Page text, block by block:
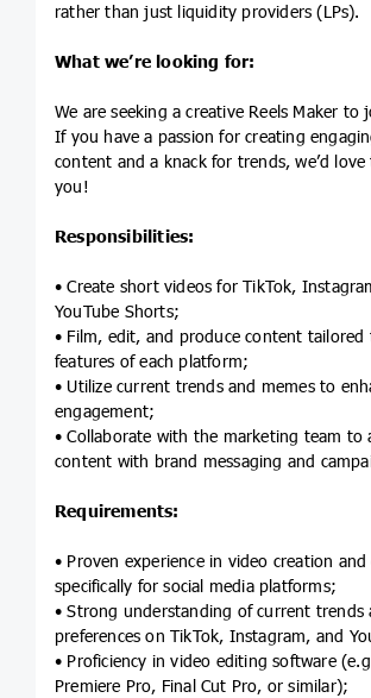
rather than just liquidity providers (LPs).
What we’re looking for:
We are seeking a creative Reels Maker to
If you have a passion for creating
content and a knack for trends, we’d
you!
Responsibilities:
• Create short videos for TikTok,
YouTube Shorts;
• Film, edit, and produce content
features of each platform;
• Utilize current trends and memes to
engagement;
• Collaborate with the marketing team to
content with brand messaging and
Requirements:
• Proven experience in video creation
specifically for social media platforms;
• Strong understanding of current trends
preferences on TikTok, Instagram, and
• Proficiency in video editing software
Premiere Pro, Final Cut Pro, or similar);